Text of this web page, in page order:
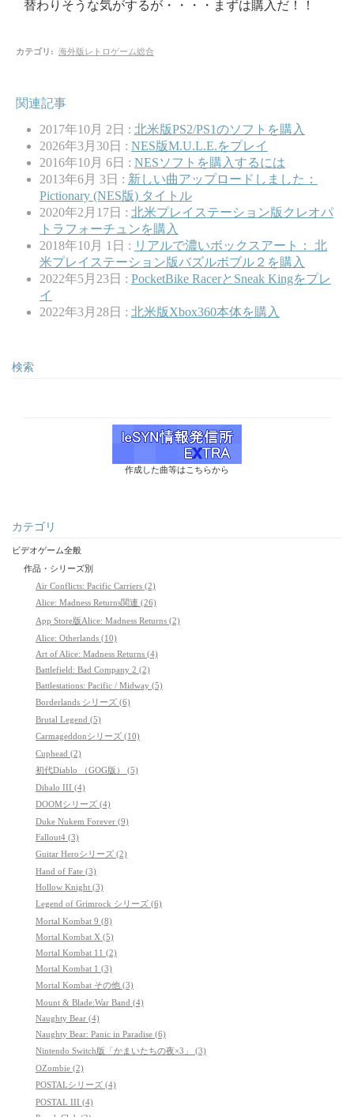
替わりそうな気がするが・・・・まずは購入だ！！
カテゴリ : 海外版レトロゲーム総合
関連記事
2017年10月 2日 : 北米版PS2/PS1のソフトを購入
2026年3月30日 : NES版M.U.L.E.をプレイ
2016年10月 6日 : NESソフトを購入するには
2013年6月 3日 : 新しい曲アップロードしました：
Pictionary (NES版) タイトル
2020年2月17日 : 北米プレイステーション版クレオパ
トラフォーチュンを購入
2018年10月 1日 : リアルで濃いボックスアート： 北
米プレイステーション版バズルボブル２を購入
2022年5月23日 : PocketBike RacerとSneak Kingをプレ
イ
2022年3月28日 : 北米版Xbox360本体を購入
検索
作成した曲等はこちらから
カテゴリ
ビデオゲーム全般
作品・シリーズ別
Air Conflicts: Pacific Carriers (2)
Alice: Madness Returns関連 (26)
App Store版Alice: Madness Returns (2)
Alice: Otherlands (10)
Art of Alice: Madness Returns (4)
Battlefield: Bad Company 2 (2)
Battlestations: Pacific / Midway (5)
Borderlands シリーズ (6)
Brutal Legend (5)
Carmageddonシリーズ (10)
Cuphead (2)
初代Diablo （GOG版） (5)
Dibalo III (4)
DOOMシリーズ (4)
Duke Nukem Forever (9)
Fallout4 (3)
Guitar Heroシリーズ (2)
Hand of Fate (3)
Hollow Knight (3)
Legend of Grimrock シリーズ (6)
Mortal Kombat 9 (8)
Mortal Kombat X (5)
Mortal Kombat 11 (2)
Mortal Kombat 1 (3)
Mortal Kombat その他 (3)
Mount & Blade:War Band (4)
Naughty Bear (4)
Naughty Bear: Panic in Paradise (6)
Nintendo Switch版「かまいたちの夜×3」 (3)
OZombie (2)
POSTALシリーズ (4)
POSTAL III (4)